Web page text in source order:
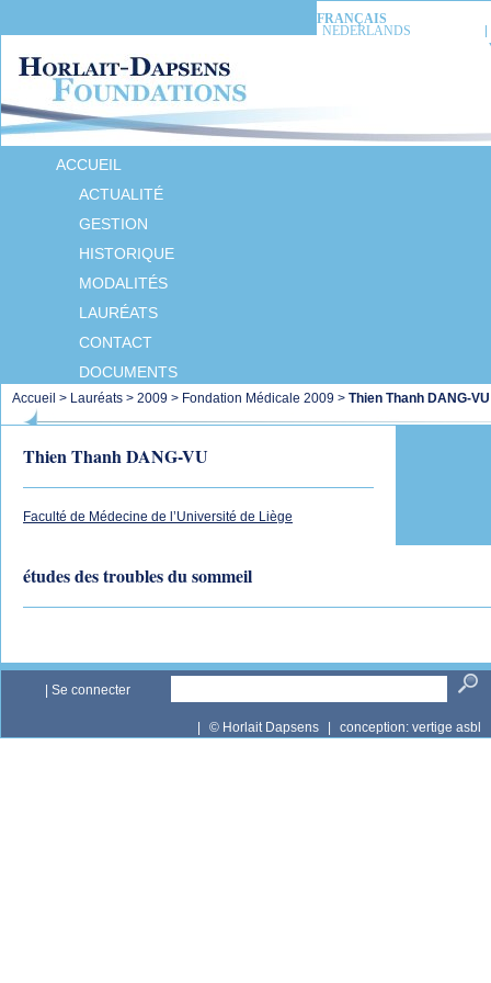
FRANÇAIS
NEDERLANDS
ACCUEIL
ACTUALITÉ
GESTION
HISTORIQUE
MODALITÉS
LAURÉATS
CONTACT
DOCUMENTS
Accueil > Lauréats > 2009 > Fondation Médicale 2009 > Thien Thanh DANG-VU
Thien Thanh DANG-VU
Faculté de Médecine de l’Université de Liège
études des troubles du sommeil
Se connecter
© Horlait Dapsens conception: vertige asbl